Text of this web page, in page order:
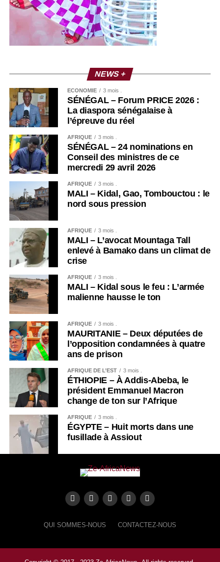
NEWS +
ECONOMIE 3 mois .
SÉNÉGAL – Forum PRICE 2026 :
La diaspora sénégalaise à
l’épreuve du réel
AFRIQUE 3 mois .
SÉNÉGAL – 24 nominations en
Conseil des ministres de ce
mercredi 29 avril 2026
AFRIQUE 3 mois .
MALI – Kidal, Gao, Tombouctou : le
nord sous pression
AFRIQUE 3 mois .
MALI – L’avocat Mountaga Tall
enlevé à Bamako dans un climat de
crise
AFRIQUE 3 mois .
MALI – Kidal sous le feu : L’armée
malienne hausse le ton
AFRIQUE 3 mois .
MAURITANIE – Deux députées de
l’opposition condamnées à quatre
ans de prison
AFRIQUE DE L’EST 3 mois .
ÉTHIOPIE – À Addis-Abeba, le
président Emmanuel Macron
change de ton sur l’Afrique
AFRIQUE 3 mois .
ÉGYPTE – Huit morts dans une
fusillade à Assiout
QUI SOMMES-NOUS CONTACTEZ-NOUS